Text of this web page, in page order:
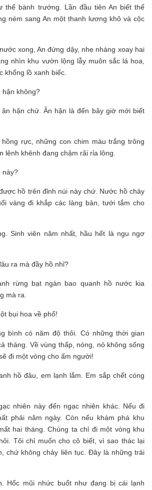
thế bành trướng. Lần đầu tiên An biết thế
ném sang An một thanh lương khô và cộc
xong, An đứng dậy, nhẹ nhàng xoay hai
nhìn khu vườn lộng lẫy muôn sắc lá hoa,
khổng lồ xanh biếc.
hận không?
hận chứ. Ân hận là đến bây giờ mới biết
rực, những con chim màu trắng trông
lênh khênh đang chậm rãi rỉa lông.
này?
hồ trên đỉnh núi này chứ. Nước hồ chảy
vàng đi khắp các làng bản, tưới tắm cho
Sinh viên năm nhất, hầu hết là ngu ngơ
ra mà đầy hồ nhỉ?
rừng bạt ngàn bao quanh hồ nước kia
mà ra.
bụi hoa về phố!
bình có năm độ thôi. Có những thời gian
tháng. Về vùng thấp, nóng, nó không sống
đi một vòng cho ấm người!
hồ đâu, em lạnh lắm. Em sắp chết cóng
nhiên này đến ngạc nhiên khác. Nếu đi
phải năm ngày. Còn nếu khám phá khu
hai tháng. Chúng ta chỉ đi một vòng khu
Tôi chỉ muốn cho cô biết, vì sao thác lại
chứ không chảy liên tục. Đây là những trải
Hốc mũi nhức buốt như đang bị cái lạnh